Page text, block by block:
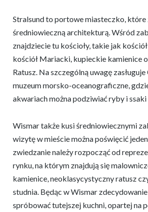
Stralsund to portowe miasteczko, które
średniowieczną architekturą. Wśród
znajdziecie tu kościoły, takie jak
kościół Mariacki, kupieckie kamienice
Ratusz. Na szczególną uwagę
muzeum morsko-oceanograficzne,
akwariach można podziwiać ryby i
Wismar także kusi średniowiecznymi
wizytę w mieście można poświęcić
zwiedzanie należy rozpocząć od
rynku, na którym znajdują się
kamienice, neoklasycystyczny ratusz
studnia. Będąc w Wismar
spróbować tutejszej kuchni, opartej na